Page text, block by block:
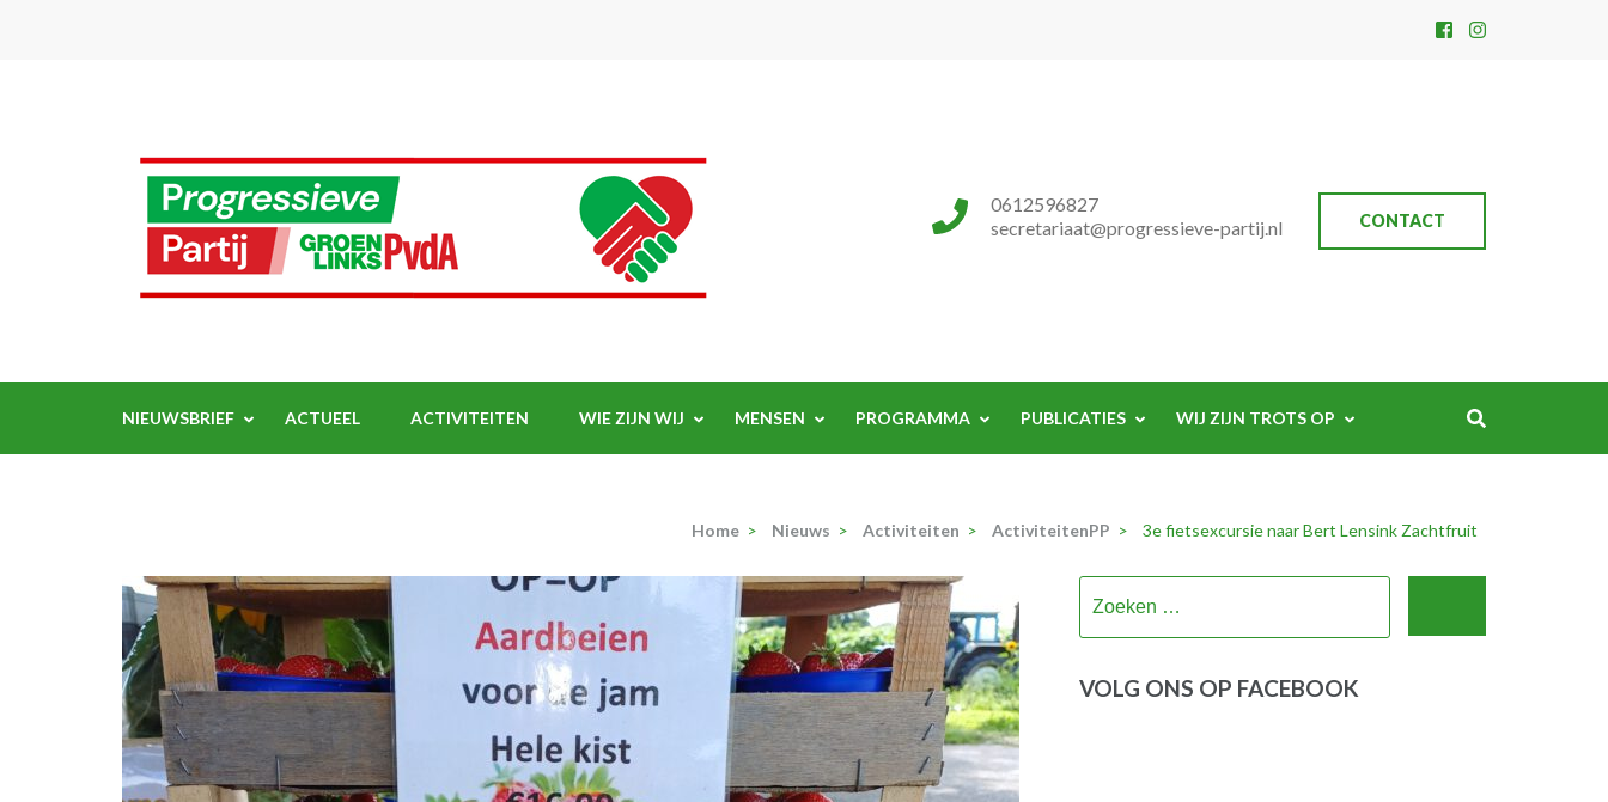
CONTACT
0612596827
secretariaat@progressieve-partij.nl
NIEUWSBRIEF ACTUEEL ACTIVITEITEN WIE ZIJN WIJ MENSEN PROGRAMMA PUBLICATIES WIJ ZIJN TROTS OP
Home > Nieuws > Activiteiten > ActiviteitenPP > 3e fietsexcursie naar Bert Lensink Zachtfruit
VOLG ONS OP FACEBOOK